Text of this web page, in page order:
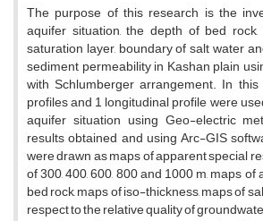
The purpose of this research is the
aquifer situation, the depth of bed
saturation layer, boundary of salt water
sediment permeability in Kashan plain
with Schlumberger arrangement. In
profiles and 1 longitudinal profile were
aquifer situation using Geo-electric
results obtained and using Arc-GIS
were drawn as maps of apparent special
of 300, 400, 600, 800 and 1000 m, maps
bed rock, maps of iso-thickness, maps of
respect to the relative quality of